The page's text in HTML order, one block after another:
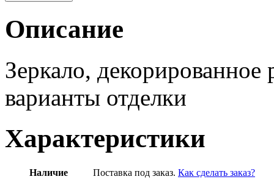
Описание
Зеркало,
варианты отделки
Характеристики
Наличие Поставка под заказ. Как сделать заказ?